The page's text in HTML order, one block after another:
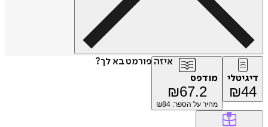
איזה פורמט בא לך?
דיגיטלי
₪44
מודפס
₪67.2
מחיר על הספר: ₪ 84